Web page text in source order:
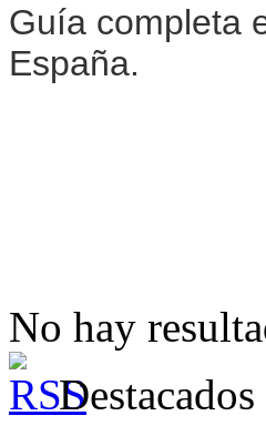
Guía completa
España.
No hay
Destacados